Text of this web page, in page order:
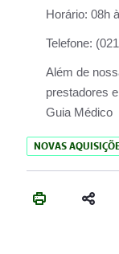
Horário: 08h
Telefone:
Além de
prestadores
Guia Médico
NOVAS